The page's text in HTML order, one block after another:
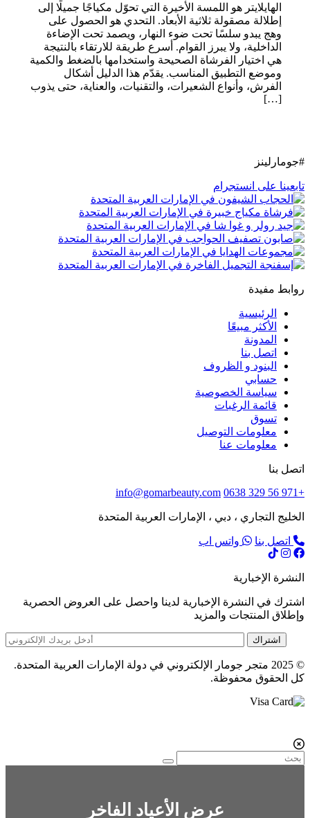
الهايلايتر هو اللمسة الأخيرة التي تحوّل مكياجًا جميلًا إلى
إطلالة مصقولة ثلاثية الأبعاد. التحدي هو الحصول على
وهج يبدو سلسًا تحت ضوء النهار، ويصمد تحت الإضاءة
الداخلية، ولا يبرز القوام. أسرع طريقة للارتقاء بالنتيجة
هي اختيار الفرشاة الصحيحة واستخدامها بالضغط والكمية
وموضع التطبيق المناسب. يقدّم هذا الدليل أشكال
الفرش، وأنواع الشعيرات، والتقنيات، والعناية، حتى يذوب
[…]
#جومارلينز
تابعينا على انستجرام
روابط مفيدة
الرئيسية
الأكثر مبيعًا
المدونة
اتصل بنا
البنود و الظروف
حسابي
سياسة الخصوصية
قائمة الرغبات
تسوق
معلومات التوصيل
معلومات عنا
اتصل بنا
+971 56 329 0638
info@gomarbeauty.com
الخليج التجاري ، دبي ، الإمارات العربية المتحدة
اتصل بنا واتس اب
النشرة الإخبارية
اشترك في النشرة الإخبارية لدينا واحصل على العروض الحصرية
وإطلاق المنتجات والمزيد
اشتراك
© 2025 متجر جومار الإلكتروني في دولة الإمارات العربية المتحدة.
كل الحقوق محفوظة.
عرض الأعياد الفاخر